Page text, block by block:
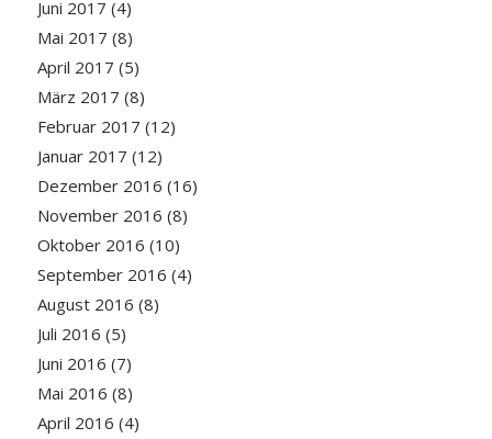
Juni 2017 (4)
Mai 2017 (8)
April 2017 (5)
März 2017 (8)
Februar 2017 (12)
Januar 2017 (12)
Dezember 2016 (16)
November 2016 (8)
Oktober 2016 (10)
September 2016 (4)
August 2016 (8)
Juli 2016 (5)
Juni 2016 (7)
Mai 2016 (8)
April 2016 (4)